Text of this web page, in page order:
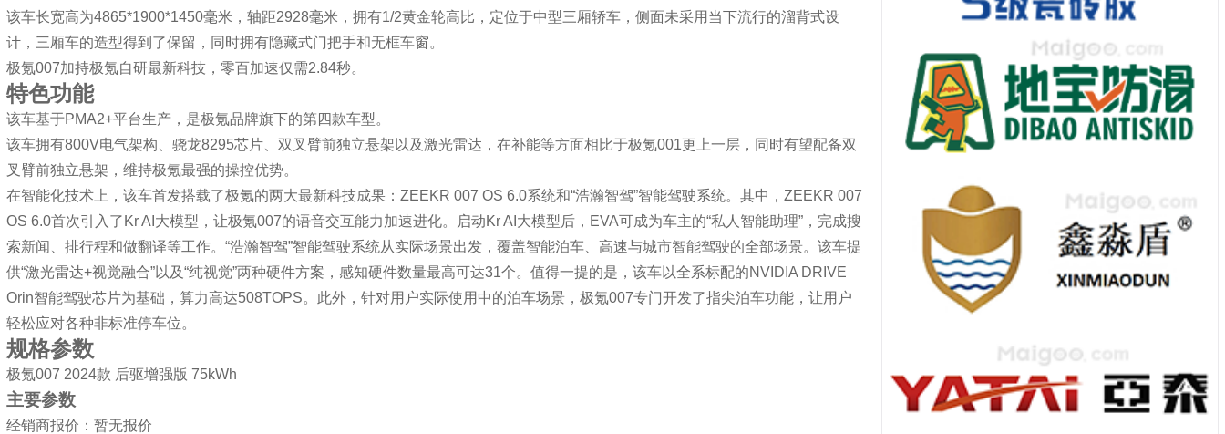
该车长宽高为4865*1900*1450毫米，轴距2928毫米，拥有1/2黄金轮高比，定位于中型三厢轿车，侧面未采用当下流行的溜背式设
计，三厢车的造型得到了保留，同时拥有隐藏式门把手和无框车窗。
极氪007加持极氪自研最新科技，零百加速仅需2.84秒。
特色功能
该车基于PMA2+平台生产，是极氪品牌旗下的第四款车型。
该车拥有800V电气架构、骁龙8295芯片、双叉臂前独立悬架以及激光雷达，在补能等方面相比于极氪001更上一层，同时有望配备双
叉臂前独立悬架，维持极氪最强的操控优势。
在智能化技术上，该车首发搭载了极氪的两大最新科技成果：ZEEKR 007 OS 6.0系统和“浩瀚智驾”智能驾驶系统。其中，ZEEKR 007
OS 6.0首次引入了Kr AI大模型，让极氪007的语音交互能力加速进化。启动Kr AI大模型后，EVA可成为车主的“私人智能助理”，完成搜
索新闻、排行程和做翻译等工作。“浩瀚智驾”智能驾驶系统从实际场景出发，覆盖智能泊车、高速与城市智能驾驶的全部场景。该车提
供“激光雷达+视觉融合”以及“纯视觉”两种硬件方案，感知硬件数量最高可达31个。值得一提的是，该车以全系标配的NVIDIA DRIVE
Orin智能驾驶芯片为基础，算力高达508TOPS。此外，针对用户实际使用中的泊车场景，极氪007专门开发了指尖泊车功能，让用户
轻松应对各种非标准停车位。
规格参数
极氪007 2024款 后驱增强版 75kWh
主要参数
经销商报价：暂无报价